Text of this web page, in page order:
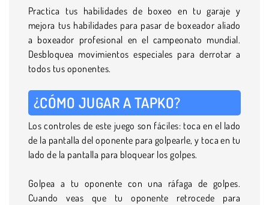
Practica tus habilidades de boxeo en tu garaje y
mejora tus habilidades para pasar de boxeador aliado
a boxeador profesional en el campeonato mundial.
Desbloquea movimientos especiales para derrotar a
todos tus oponentes.
¿CÓMO JUGAR A TAPKO?
Los controles de este juego son fáciles: toca en el lado
de la pantalla del oponente para golpearle, y toca en tu
lado de la pantalla para bloquear los golpes.
Golpea a tu oponente con una ráfaga de golpes.
Cuando veas que tu oponente retrocede para